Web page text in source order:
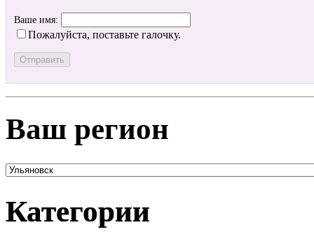
Ваше имя:
Пожалуйста, поставьте галочку.
Ваш регион
Категории